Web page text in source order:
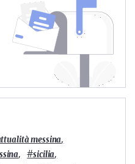
messina,
, #sicilia,